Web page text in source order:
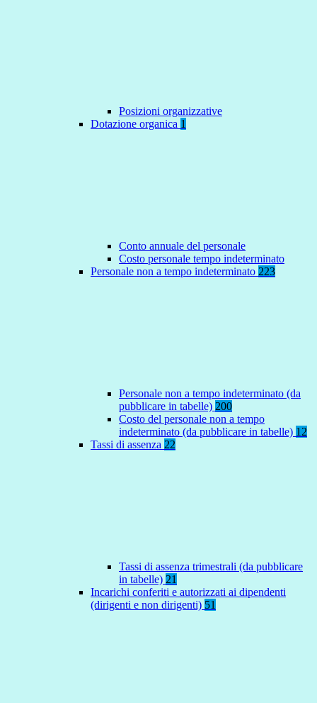
Posizioni organizzative
Dotazione organica 1
Conto annuale del personale
Costo personale tempo indeterminato
Personale non a tempo indeterminato 223
Personale non a tempo indeterminato (da
pubblicare in tabelle) 200
Costo del personale non a tempo
indeterminato (da pubblicare in tabelle) 12
Tassi di assenza 22
Tassi di assenza trimestrali (da pubblicare
in tabelle) 21
Incarichi conferiti e autorizzati ai dipendenti
(dirigenti e non dirigenti) 51